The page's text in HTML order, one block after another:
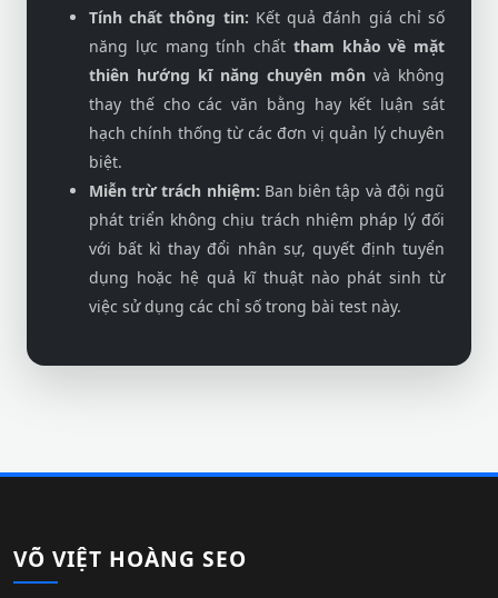
Tính chất thông tin: Kết quả đánh giá chỉ số
năng lực mang tính chất tham khảo về mặt
thiên hướng kĩ năng chuyên môn và không
thay thế cho các văn bằng hay kết luận sát
hạch chính thống từ các đơn vị quản lý chuyên
biệt.
Miễn trừ trách nhiệm: Ban biên tập và đội ngũ
phát triển không chịu trách nhiệm pháp lý đối
với bất kì thay đổi nhân sự, quyết định tuyển
dụng hoặc hệ quả kĩ thuật nào phát sinh từ
việc sử dụng các chỉ số trong bài test này.
VÕ VIỆT HOÀNG SEO